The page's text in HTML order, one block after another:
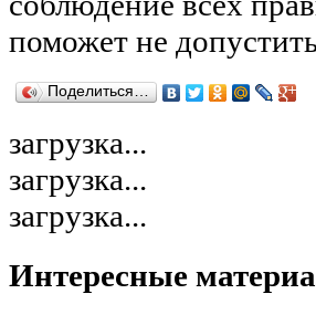
поможет не
Поделиться…
загрузка...
загрузка...
загрузка...
Интересные